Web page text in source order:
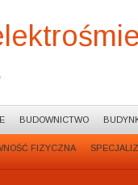
BUDOWNICTWO
FIZYCZNA